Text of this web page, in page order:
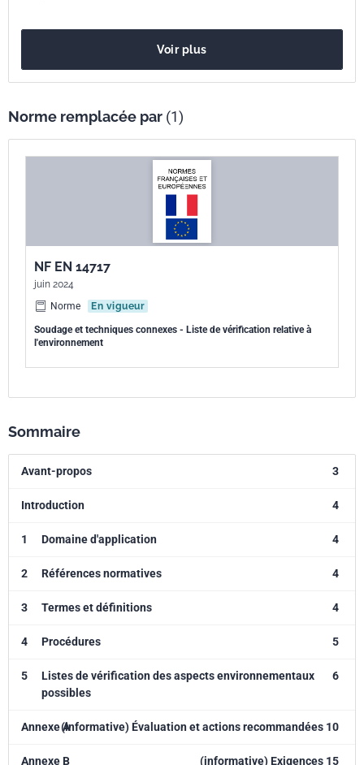
Voir plus
Norme remplacée par (1)
NF EN 14717
juin 2024
Norme
En vigueur
Soudage et techniques connexes - Liste de vérification relative à
l'environnement
Sommaire
Avant-propos 3
Introduction 4
1 Domaine d'application 4
2 Références normatives 4
3 Termes et définitions 4
4 Procédures 5
5
Listes de vérification des aspects environnementaux
possibles
6
Annexe A(informative) Évaluation et actions recommandées 10
Annexe B (informative) Exigences 15